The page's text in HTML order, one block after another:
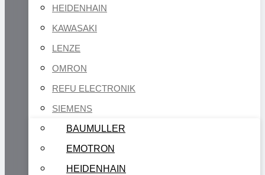
HEIDENHAIN
KAWASAKI
LENZE
OMRON
REFU ELECTRONIK
SIEMENS
BAUMULLER
EMOTRON
HEIDENHAIN